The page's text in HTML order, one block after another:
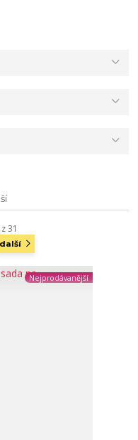
31
další
Nejprodávanější